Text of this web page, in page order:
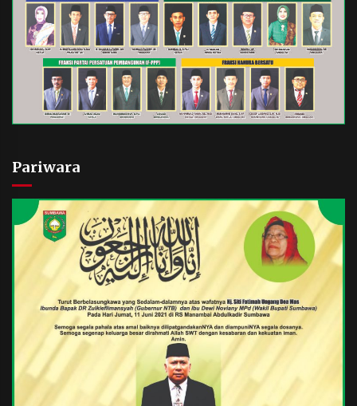
Pariwara